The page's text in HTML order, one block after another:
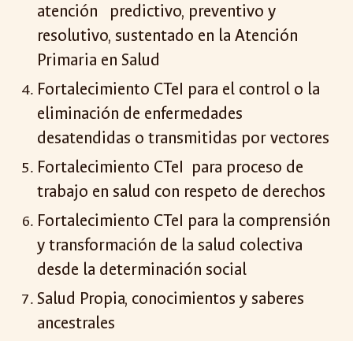
atención predictivo, preventivo y
resolutivo, sustentado en la Atención
Primaria en Salud
Fortalecimiento CTeI para el control o la
eliminación de enfermedades
desatendidas o transmitidas por vectores
Fortalecimiento CTeI para proceso de
trabajo en salud con respeto de derechos
Fortalecimiento CTeI para la comprensión
y transformación de la salud colectiva
desde la determinación social
Salud Propia, conocimientos y saberes
ancestrales